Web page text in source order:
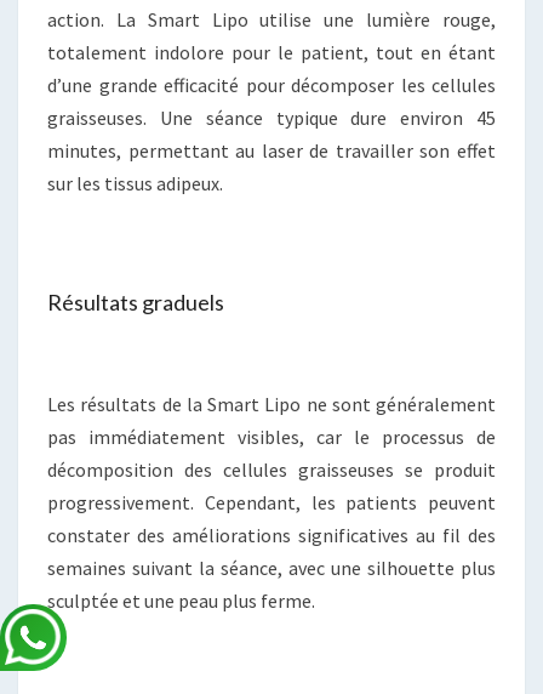
action. La Smart Lipo utilise une lumière rouge,
totalement indolore pour le patient, tout en étant
d’une grande efficacité pour décomposer les cellules
graisseuses. Une séance typique dure environ 45
minutes, permettant au laser de travailler son effet
sur les tissus adipeux.
Résultats graduels
Les résultats de la Smart Lipo ne sont généralement
pas immédiatement visibles, car le processus de
décomposition des cellules graisseuses se produit
progressivement. Cependant, les patients peuvent
constater des améliorations significatives au fil des
semaines suivant la séance, avec une silhouette plus
sculptée et une peau plus ferme.